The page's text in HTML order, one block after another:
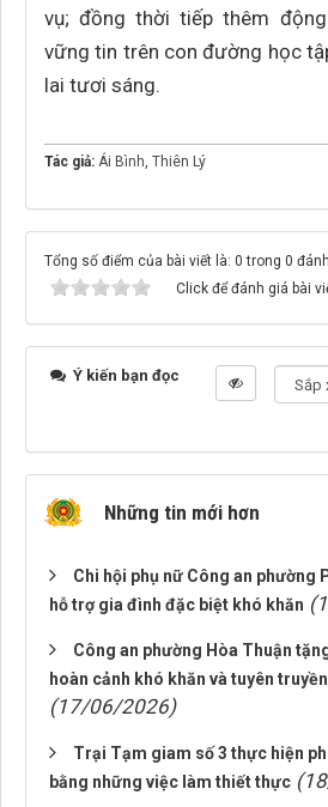
vụ; đồng thời tiếp thêm
vững tin trên con đường học
lai tươi sáng.
Tác giả: Ái Bình, Thiên Lý
Tổng số điểm của bài viết là: 0 trong 0
Click để đánh giá bài
Ý kiến bạn đọc
Những tin mới hơn
Chi hội phụ nữ Công an phường
hỗ trợ gia đình đặc biệt khó khăn
Công an phường Hòa Thuận
hoàn cảnh khó khăn và tuyên
(17/06/2026)
Trại Tạm giam số 3 thực hiện
bằng những việc làm thiết thực